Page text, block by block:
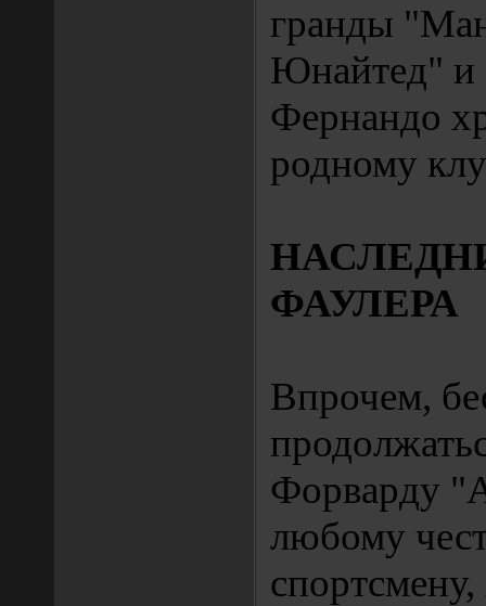
гранды
Юнайтед" и
Фернандо
родному
ФАУЛЕРА
Впрочем,
Форварду
любому
спортсмену,